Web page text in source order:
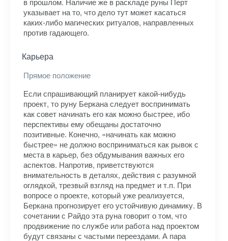
указывает на то, что дело тут может касаться
каких-либо магических ритуалов, направленных
против гадающего.
Карьера
Прямое положение
Если спрашивающий планирует какой-нибудь
проект, то руну Беркана следует воспринимать
как совет начинать его как можно быстрее, ибо
перспективы ему обещаны достаточно
позитивные. Конечно, «начинать как можно
быстрее» не должно восприниматься как рывок с
места в карьер, без обдумывания важных его
аспектов. Напротив, приветствуются
внимательность в деталях, действия с разумной
оглядкой, трезвый взгляд на предмет и т.п. При
вопросе о проекте, который уже реализуется,
Беркана прогнозирует его устойчивую динамику. В
сочетании с Райдо эта руна говорит о том, что
продвижение по службе или работа над проектом
будут связаны с частыми переездами. А пара